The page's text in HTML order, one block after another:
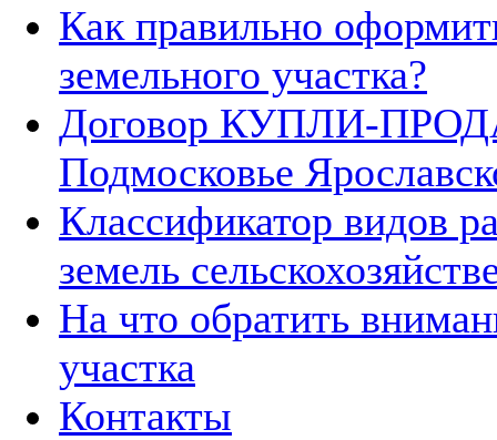
Как правильно
земельного участка?
Договор КУПЛИ-
Подмосковье
Классификатор видов
земель
На что обратить
участка
Контакты